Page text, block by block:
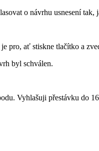
o návrhu usnesení tak,
pro, ať stiskne tlačítko a
byl schválen.
Vyhlašuji přestávku do